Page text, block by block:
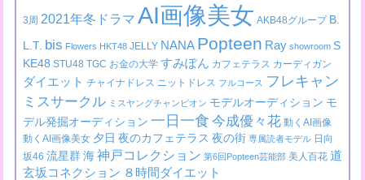
3周 2021年冬ドラマ AI画像美女 AKB48グループ B.
L.T. bis Flowers HKT48 JELLY NANA Popteen Ray showroom S
KE48 STU48 TGC お金の大学 すみぽん カフェテラス カーディガン
ダイエット チャイナドレス ニットドレス フルコース フレキャン
ミスサークル ミスヤングチャンピオン モデルオーディション モ
デル発掘オーディション 一日一食 今成優々花 動くAI画像
動くAI画像美女 夕日 夜のカフェテラス 夜の街 専属読者モデル 日向
坂46 流星群 海 神戸コレクション 第6回Popteen芸能部 美人百花 道
玄坂コネクション ８時間ダイエット